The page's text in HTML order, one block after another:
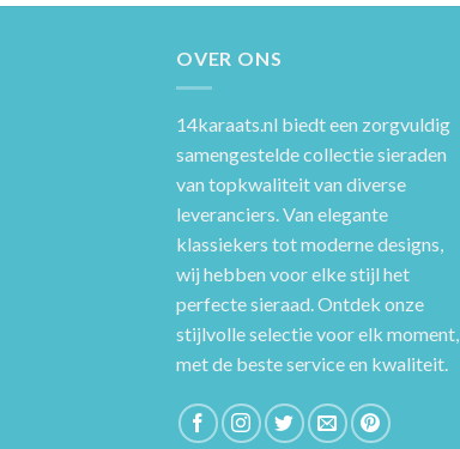
OVER ONS
14karaats.nl biedt een zorgvuldig
samengestelde collectie sieraden
van topkwaliteit van diverse
leveranciers. Van elegante
klassiekers tot moderne designs,
wij hebben voor elke stijl het
perfecte sieraad. Ontdek onze
stijlvolle selectie voor elk moment,
met de beste service en kwaliteit.